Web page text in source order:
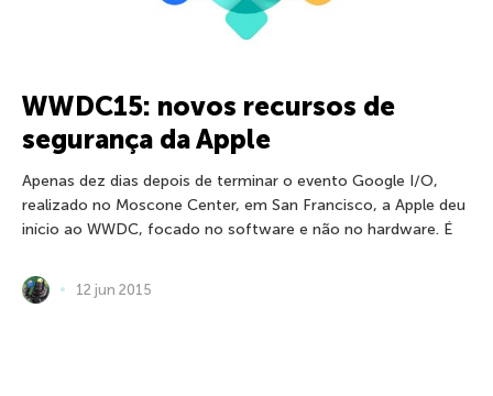
WWDC15: novos recursos de
segurança da Apple
Apenas dez dias depois de terminar o evento Google I/O,
realizado no Moscone Center, em San Francisco, a Apple deu
início ao WWDC, focado no software e não no hardware. É
12 jun 2015